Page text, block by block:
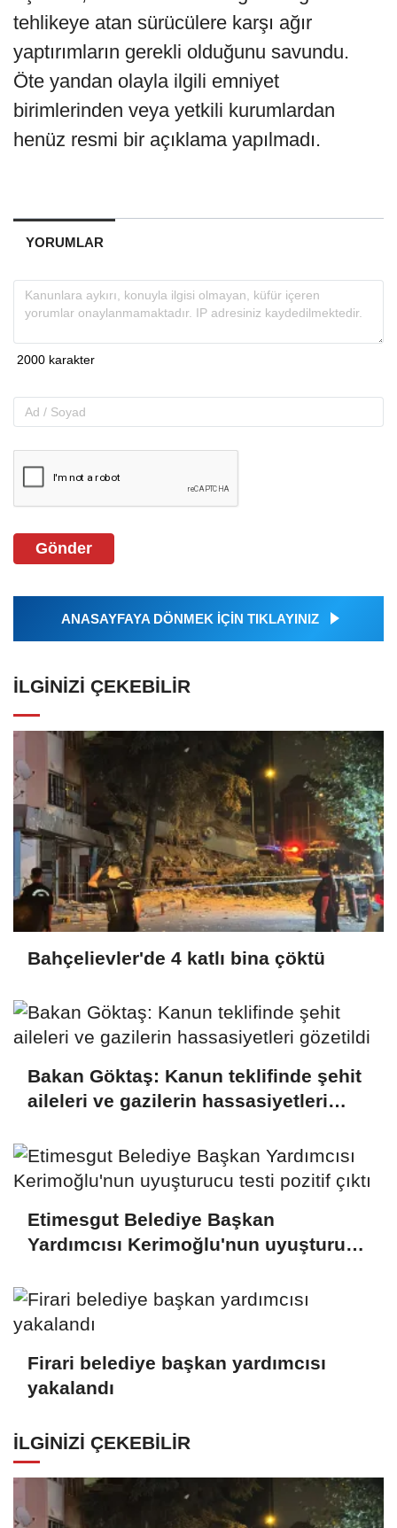
tehlikeye atan sürücülere karşı ağır
yaptırımların gerekli olduğunu savundu.
Öte yandan olayla ilgili emniyet
birimlerinden veya yetkili kurumlardan
henüz resmi bir açıklama yapılmadı.
YORUMLAR
Gönder
ANASAYFAYA DÖNMEK İÇİN TIKLAYINIZ
İLGINIZI ÇEKEBILIR
Bahçelievler'de 4 katlı bina çöktü
Bakan Göktaş: Kanun teklifinde şehit
aileleri ve gazilerin hassasiyetleri
Etimesgut Belediye Başkan
Yardımcısı Kerimoğlu'nun uyuşturucu
Firari belediye başkan yardımcısı
yakalandı
İLGINIZI ÇEKEBILIR